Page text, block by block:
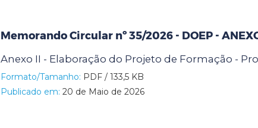
Memorando Circular nº 35/2026 - DOEP -
Anexo II - Elaboração do Projeto de Formação -
Formato/Tamanho: PDF / 133,5 KB
Publicado em: 20 de Maio de 2026